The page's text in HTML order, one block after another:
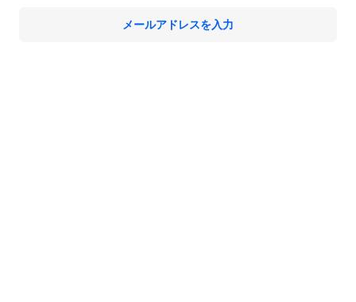
メールアドレスを入力